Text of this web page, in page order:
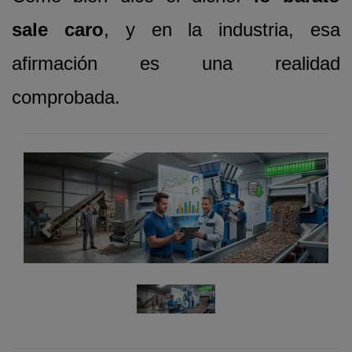
sale caro, y en la industria, esa
afirmación es una realidad
comprobada.
Previous Next